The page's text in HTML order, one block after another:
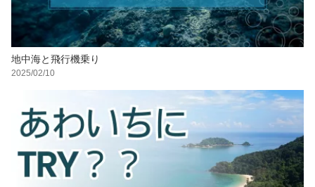
地中海と飛行機乗り
2025/02/10